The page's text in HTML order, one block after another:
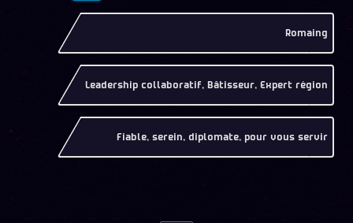
Romaing
Leadership collaboratif, Bâtisseur, Expert région
Fiable, serein, diplomate, pour vous servir